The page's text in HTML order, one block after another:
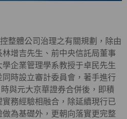
整體公司治理之有關規劃，除由
增吉先生、前中央信託局董事
企業管理學系教授于卓民先生
時設立審計委員會，著手進行
與元大京華證券合併後，即積
務經驗相融合，除延續現行已
為基礎外，更朝向落實更完整